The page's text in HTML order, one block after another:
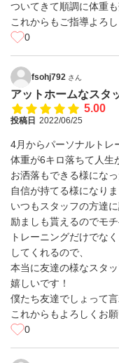
ついてきて順調に体重
これからもご指導よろ
0
fsohj792 さん
アットホームなスタ
5.00
投稿日 2022/06/25
4月からパーソナルトレ
体重が6キロ落ちて人生
お洒落もできる様にな
自信が持てる様になりま
いつもスタッフの方達
励ましも貰えるのでモ
トレーニングだけでな
してくれるので、
本当に友達の様なスタ
嬉しいです！
僕たち友達でしょって
これからもよろしくお
0